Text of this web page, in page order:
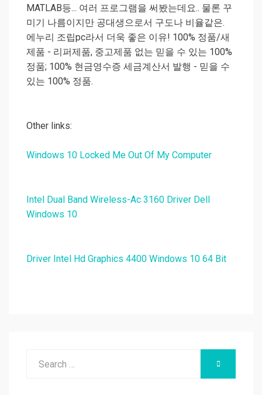
MATLAB등... 여러 프로그램을 써봤는데요.. 물론 꾸
미기 나름이지만 공대생으로서 구도나 비율같은.
에누리 조립pc라서 더욱 좋은 이유! 100% 정품/새
제품 - 리퍼제품, 중고제품 없는 믿을 수 있는 100%
정품; 100% 현금영수증 세금계산서 발행 - 믿을 수
있는 100% 정품.
Other links:
Windows 10 Locked Me Out Of My Computer
Intel Dual Band Wireless-Ac 3160 Driver Dell
Windows 10
Driver Intel Hd Graphics 4400 Windows 10 64 Bit